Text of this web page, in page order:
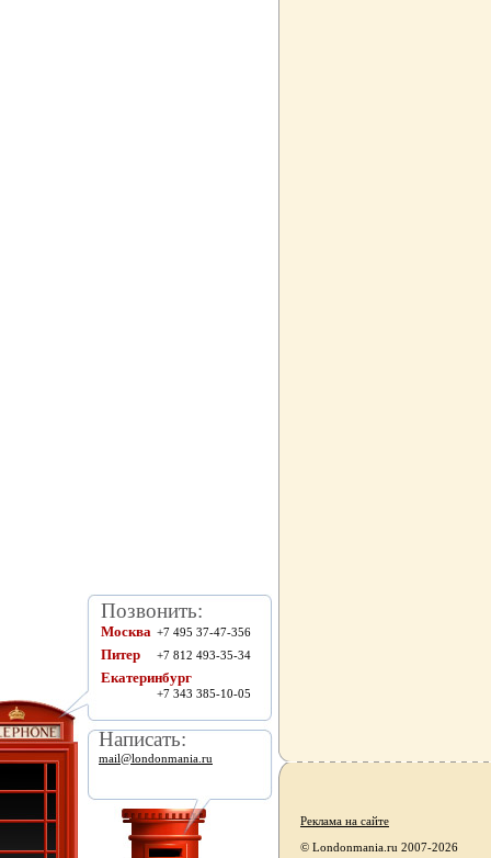
Позвонить:
Москва +7 495 37-47-356
Питер +7 812 493-35-34
Екатеринбург
+7 343 385-10-05
Написать:
mail@londonmania.ru
Реклама на сайте
© Londonmania.ru 2007-2026